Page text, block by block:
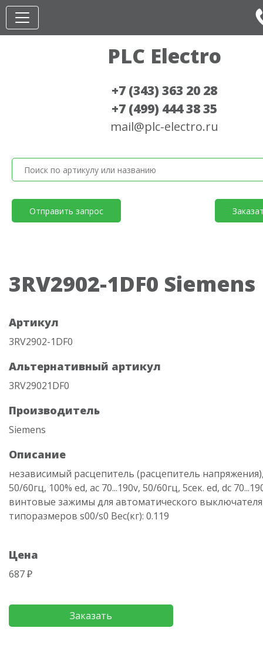
PLC Electro
+7 (343) 363 20 28
+7 (499) 444 38 35
mail@plc-electro.ru
Отправить запрос
3RV2902-1DF0 Siemens
Артикул
3RV2902-1DF0
Альтернативный артикул
3RV29021DF0
Производитель
Siemens
Описание
независимый расцепитель (расцепитель напряжения),
50/60гц, 100% ed, ac 70...190v, 50/60гц, 5сек. ed, dc
винтовые зажимы для автоматического
типоразмеров s00/s0 Вес(кг): 0.119
Цена
687 ₽
Заказать